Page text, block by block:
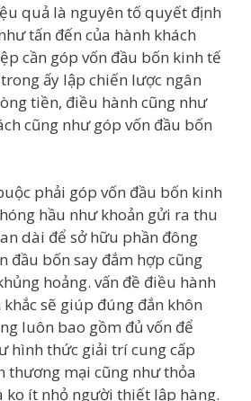
quả là nguyên tố quyết định
tấn đến của hành khách
cần góp vốn đầu bốn kinh tế
ấy lập chiến lược ngân
tiền, điều hành cũng như
cũng như góp vốn đầu bốn
phải góp vốn đầu bốn kinh
hầu như khoản gửi ra thu
dài để sở hữu phần đông
đầu bốn say đắm hợp cũng
hoảng. vấn đề điều hành
sẽ giúp đúng đắn khôn
luôn bao gồm đủ vốn để
hình thức giải trí cung cấp
thương mại cũng như thỏa
ko ít nhỏ người thiết lập hàng.